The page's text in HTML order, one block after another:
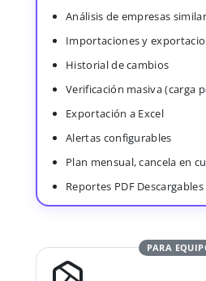
Análisis de empresas
Importaciones y
Historial de cambios
Verificación masiva (carga
Exportación a Excel
Alertas configurables
Plan mensual, cancela en
Reportes PDF Descargables
PARA